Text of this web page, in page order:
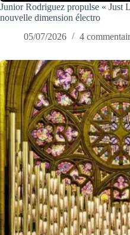
Junior Rodriguez propulse « Just
nouvelle dimension électro
05/07/2026
4